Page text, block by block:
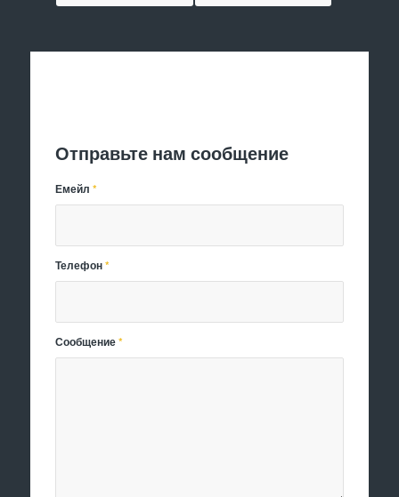
Отправьте нам сообщение
Емейл*
Телефон*
Сообщение*